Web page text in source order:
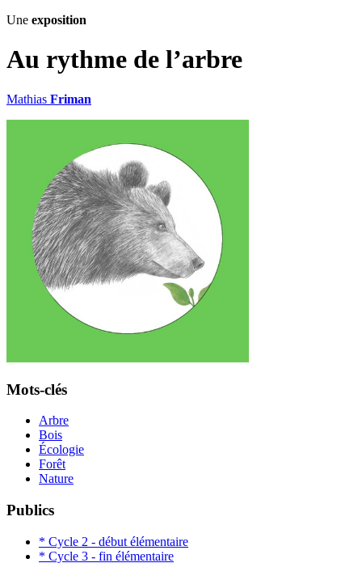
Une exposition
Au rythme de l’arbre
Mathias Friman
Mots-clés
Arbre
Bois
Écologie
Forêt
Nature
Publics
* Cycle 2 - début élémentaire
* Cycle 3 - fin élémentaire